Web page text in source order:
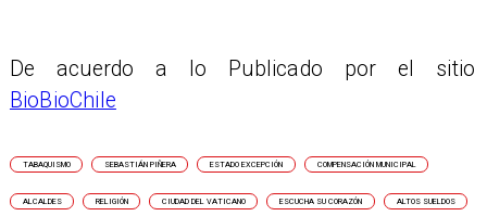
De acuerdo a lo Publicado por el sitio
BioBioChile
TABAQUISMO SEBASTIÁN PIÑERA ESTADO EXCEPCIÓN COMPENSACIÓN MUNICIPAL
ALCALDES RELIGIÓN CIUDAD DEL VATICANO ESCUCHA SU CORAZÓN ALTOS SUELDOS